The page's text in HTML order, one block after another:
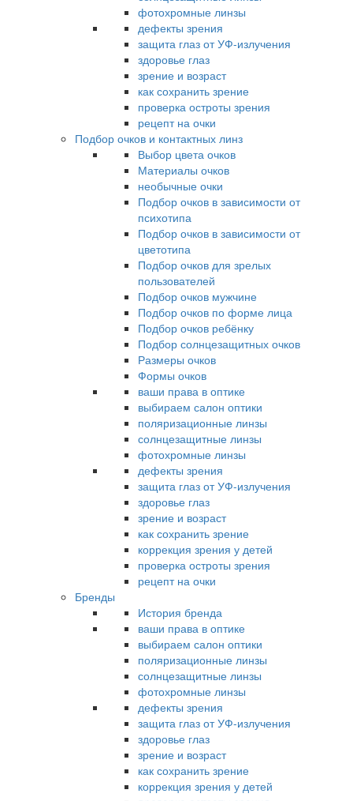
фотохромные линзы
дефекты зрения
защита глаз от УФ-излучения
здоровье глаз
зрение и возраст
как сохранить зрение
проверка остроты зрения
рецепт на очки
Подбор очков и контактных линз
Выбор цвета очков
Материалы очков
необычные очки
Подбор очков в зависимости от
психотипа
Подбор очков в зависимости от
цветотипа
Подбор очков для зрелых
пользователей
Подбор очков мужчине
Подбор очков по форме лица
Подбор очков ребёнку
Подбор солнцезащитных очков
Размеры очков
Формы очков
ваши права в оптике
выбираем салон оптики
поляризационные линзы
солнцезащитные линзы
фотохромные линзы
дефекты зрения
защита глаз от УФ-излучения
здоровье глаз
зрение и возраст
как сохранить зрение
коррекция зрения у детей
проверка остроты зрения
рецепт на очки
Бренды
История бренда
ваши права в оптике
выбираем салон оптики
поляризационные линзы
солнцезащитные линзы
фотохромные линзы
дефекты зрения
защита глаз от УФ-излучения
здоровье глаз
зрение и возраст
как сохранить зрение
коррекция зрения у детей